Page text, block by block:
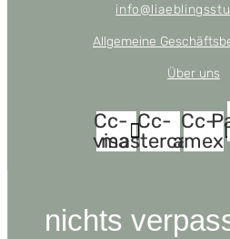
Allgemeine
Über uns
Cc-
visa
Cc-
mastercard
Cc-
amex
nichts